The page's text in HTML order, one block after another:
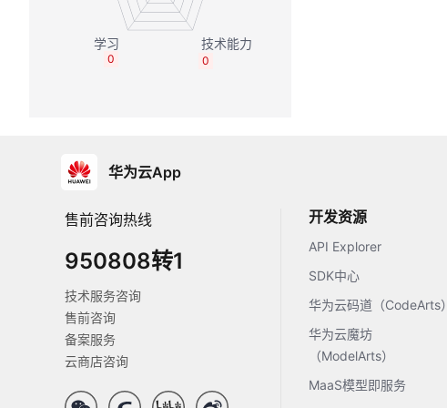
0
0
华为云App
售前咨询热线
950808转1
技术服务咨询
售前咨询
备案服务
云商店咨询
开发资源
API Explorer
SDK中心
华为云码道（CodeArts）
华为云魔坊
（ModelArts）
MaaS模型即服务